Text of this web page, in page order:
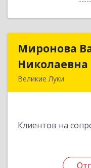
Миронова
Николаевна
Великие Луки
Клиентов на